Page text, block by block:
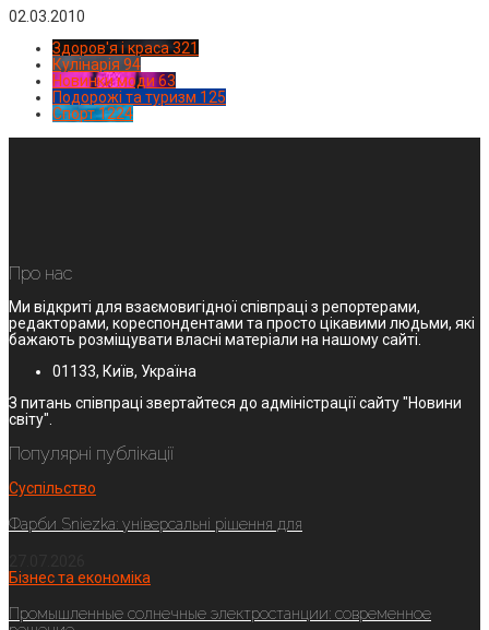
02.03.2010
Здоров'я і краса 321
Кулінарія 94
Новинки моди 63
Подорожі та туризм 125
Спорт1224
Про нас
Ми відкриті для взаємовигідної співпраці з репортерами,
редакторами, кореспондентами та просто цікавими людьми, які
бажають розміщувати власні матеріали на нашому сайті.
01133, Київ, Україна
З питань співпраці звертайтеся до адміністрації сайту "Новини
світу".
Популярні публікації
Суспільство
Фарби Sniezka: універсальні рішення для
Бізнес та економіка
Промышленные солнечные электростанции: современное